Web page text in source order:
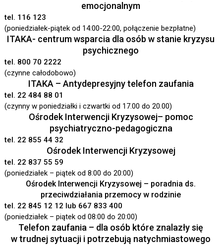
emocjonalnym
tel. 116 123
(poniedziałek-piątek od 14:00-22:00, połączenie bezpłatne)
ITAKA- centrum wsparcia dla osób w stanie kryzysu
psychicznego
tel. 800 70 2222
(czynne całodobowo)
ITAKA – Antydepresyjny telefon zaufania
tel. 22 484 88 01
(czynny w poniedziałki i czwartki od 17.00 do 20.00)
Ośrodek Interwencji Kryzysowej– pomoc
psychiatryczno-pedagogiczna
tel. 22 855 44 32
Ośrodek Interwencji Kryzysowej
tel. 22 837 55 59
(poniedziałek – piątek od 8:00 do 20:00)
Ośrodek Interwencji Kryzysowej – poradnia ds.
przeciwdziałania przemocy w rodzinie
tel. 22 845 12 12 lub 667 833 400
(poniedziałek – piątek od 08:00 do 20:00)
Telefon zaufania – dla osób które znalazły się
w trudnej sytuacji i potrzebują natychmiastowego